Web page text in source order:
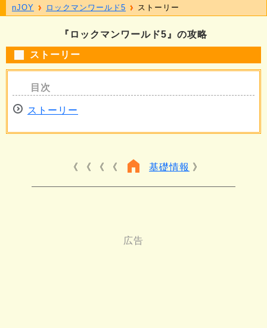
『ロックマンワールド5』の攻略
ストーリー
ストーリー
《 《 《 基礎情報
nJOY ロックマンワールド5 ストーリー